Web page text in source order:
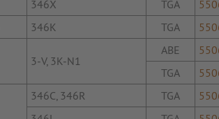
346X TGA
346K TGA
3-V, 3K-N1
ABE
TGA
346C, 346R TGA